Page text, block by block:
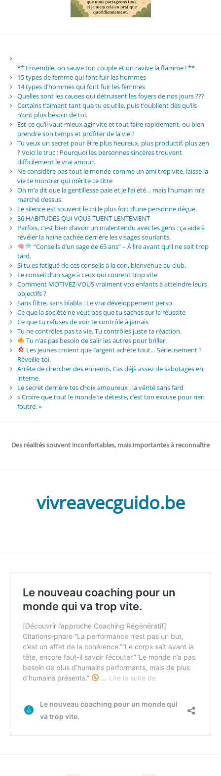
** Ensemble, on sauve ton couple et on ravive la flamme ! **
15 types de femme qui font fuir les hommes
14 types d’hommes qui font fuir les femmes
Quelles sont les causes qui détruisent les foyers de nos jours ???
Certains t’aiment tant que tu es utile, puis t’oublient dès qu’ils
n’ont plus besoin de toi.
Est-ce qu’il vaut mieux agir vite et tout faire rapidement, ou bien
prendre son temps et profiter de la vie ?
Tu veux un secret pour être plus heureux, plus productif, plus zen
? Voici le truc : Pourquoi les personnes sincères trouvent
difficilement le vrai amour.
Ne considère pas tout le monde comme un ami trop vite, laisse la
vie te montrer qui mérite ce titre
On m’a dit que la gentillesse paie et je l’ai été… mais l’humain m’a
marché dessus.
Le silence est souvent le cri le plus fort d’une personne déçue.
36 HABITUDES QUI VOUS TUENT LENTEMENT
Parfois, c’est bien d’avoir un malentendu avec les gens : ça aide à
révéler la haine cachée derrière les visages souriants.
“Conseils d’un sage de 65 ans” – À lire avant qu’il ne soit trop
tard.
Si tu es fatigué de ces conseils à la con, bienvenue au club.
Le conseil d’un sage à ceux qui courent trop vite
Comment MOTIVEZ-VOUS vraiment vos enfants à atteindre leurs
objectifs ?
Sans filtre, sans blabla : Le vrai développement perso
Ce que la société ne veut pas que tu saches sur la réussite
Ce que tu refuses de voir te contrôle à jamais
Tu ne contrôles pas ta vie. Tu contrôles juste ta réaction.
Tu n’as pas besoin de salir les autres pour briller.
Les jeunes croient que l’argent achète tout… Sérieusement ?
Réveille-toi.
Arrête de chercher des ennemis, t’as déjà assez de sabotages en
interne.
Le secret derrière tes choix amoureux : la vérité sans fard
« Croire que tout le monde te déteste, c’est ton excuse pour rien
foutre. »
Des réalités souvent inconfortables, mais importantes à reconnaître
vivreavecguido.be